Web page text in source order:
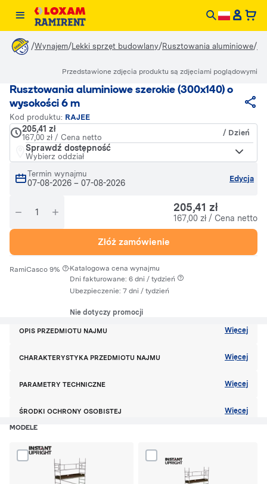
/Wynajem/Lekki sprzęt budowlany/Rusztowania aluminiowe/
Rusztowania aluminiowe szerokie (300x140) o
wysokości 6 m
Kod produktu: RAJEE
205,41 zł
167,00 zł / Cena netto
/ Dzień
Sprawdź dostępność
Wybierz oddział
Termin wynajmu
07-08-2026 – 07-08-2026 Edycja
205,41 zł
167,00 zł / Cena netto
Złóż zamówienie
RamiCasco 9% ·Katalogowa cena wynajmu
Dni fakturowane: 6 dni / tydzień
Ubezpieczenie: 7 dni / tydzień
Nie dotyczy promocji
Przedstawione zdjęcia produktu są zdjęciami poglądowymi
OPIS PRZEDMIOTU NAJMU Więcej
CHARAKTERYSTYKA PRZEDMIOTU NAJMU Więcej
PARAMETRY TECHNICZNE Więcej
ŚRODKI OCHRONY OSOBISTEJ Więcej
MODELE
Dodaj produkt W306 rusztowanie aluminiowe do porównania
Dodaj produkt W306 l250